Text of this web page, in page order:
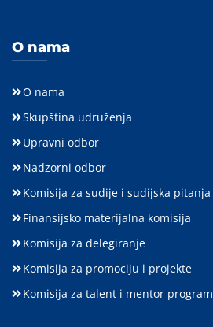
O nama
O nama
Skupština udruženja
Upravni odbor
Nadzorni odbor
Komisija za sudije i sudijska pitanja
Finansijsko materijalna komisija
Komisija za delegiranje
Komisija za promociju i projekte
Komisija za talent i mentor program